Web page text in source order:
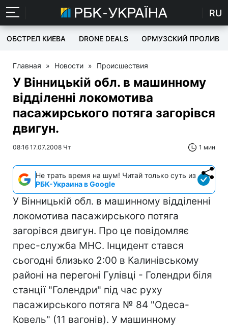
RU
ОБСТРЕЛ КИЕВА DRONE DEALS ОРМУЗСКИЙ ПРОЛИВ
Главная » Новости » Происшествия
У Вінницькій обл. в машинному
відділенні локомотива
пасажирського потяга загорівся
двигун.
08:16 17.07.2008 Чт 1 мин
Не трать время на шум! Читай только суть из
РБК-Украина в Google
У Вінницькій обл. в машинному відділенні
локомотива пасажирського потяга
загорівся двигун. Про це повідомляє
прес-служба МНС. Інцидент стався
сьогодні близько 2:00 в Калинівському
районі на перегоні Гулівці - Голендри біля
станції "Голендри" під час руху
пасажирського потяга № 84 "Одеса-
Ковель" (11 вагонів). У машинному